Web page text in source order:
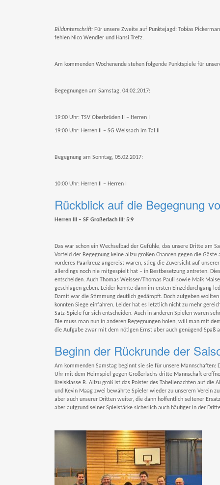
Bildunterschrift: Für unsere Zweite auf Punktejagd: Tobias
fehlen Nico Wendler und Hansi Trefz.
Am kommenden Wochenende stehen folgende Punktspiele für
Begegnungen am Samstag, 04.02.2017:
19:00 Uhr: TSV Oberbrüden II – Herren I
19:00 Uhr: Herren II – SG Weissach im Tal II
Begegnung am Sonntag, 05.02.2017:
10:00 Uhr: Herren II – Herren I
Rückblick auf die Begegnung
Herren III – SF Großerlach III: 5:9
Das war schon ein Wechselbad der Gefühle, das unsere Dritte am
Vorfeld der Begegnung keine allzu großen Chancen gegen die
vorderes Paarkreuz angereist waren, stieg die Zuversicht auf
allerdings noch nie mitgespielt hat – in Bestbesetzung antreten.
entscheiden. Auch Thomas Weisser/Thomas Pauli sowie Maik
geschlagen geben. Leider konnte dann im ersten Einzeldurchgang
Damit war die Stimmung deutlich gedämpft. Doch aufgeben
konnten Siege einfahren. Leider hat es letztlich nicht zu mehr
Satz-Spiele für sich entscheiden. Auch in anderen Spielen waren
Die muss man nun in anderen Begegnungen holen, will man mit
die Aufgabe zwar mit dem nötigen Ernst aber auch genügend
Beginn der Rückrunde der
Am kommenden Samstag beginnt sie sie für unsere
Uhr mit dem Heimspiel gegen Großerlachs dritte Mannschaft
Kreisklasse B. Allzu groß ist das Polster des Tabellenachten auf
und Kevin Maag zwei bewährte Spieler wieder zu unserem Verein
aber auch unserer Dritten weiter, die dann hoffentlich seltener
aber aufgrund seiner Spielstärke sicherlich auch häufiger in der